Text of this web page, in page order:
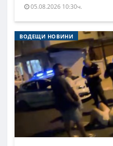
05.08.2026 10:30ч.
ВОДЕЩИ НОВИНИ